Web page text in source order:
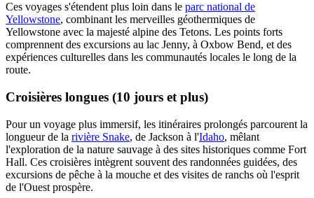
Ces voyages s'étendent plus loin dans le parc national de
Yellowstone, combinant les merveilles géothermiques de
Yellowstone avec la majesté alpine des Tetons. Les points forts
comprennent des excursions au lac Jenny, à Oxbow Bend, et des
expériences culturelles dans les communautés locales le long de la
route.
Croisières longues (10 jours et plus)
Pour un voyage plus immersif, les itinéraires prolongés parcourent la
longueur de la rivière Snake, de Jackson à l'Idaho, mêlant
l'exploration de la nature sauvage à des sites historiques comme Fort
Hall. Ces croisières intègrent souvent des randonnées guidées, des
excursions de pêche à la mouche et des visites de ranchs où l'esprit
de l'Ouest prospère.